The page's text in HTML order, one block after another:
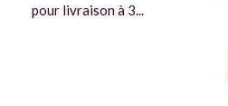
pour livraison à 3...